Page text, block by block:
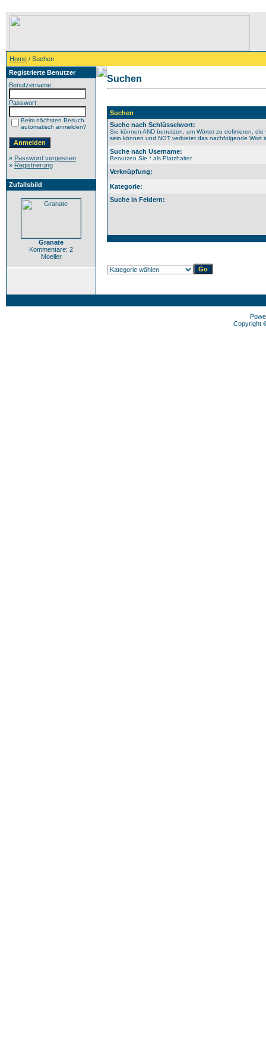
Home / Suchen
Registrierte Benutzer
Benutzername:
Passwort:
Beim nächsten Besuch
automatisch anmelden?
» Password vergessen
» Registrierung
Zufallsbild
Granate
Kommentare: 2
Moeller
Suchen
Suchen
Suche nach Schlüsselwort:
Sie können AND benutzen, um Wörter zu definieren,
sein können und NOT verbietet das nachfolgende Wort
Suche nach Username:
Benutzen Sie * als Platzhalter.
Verknüpfung:
Kategorie:
Suche in Feldern:
Copyright